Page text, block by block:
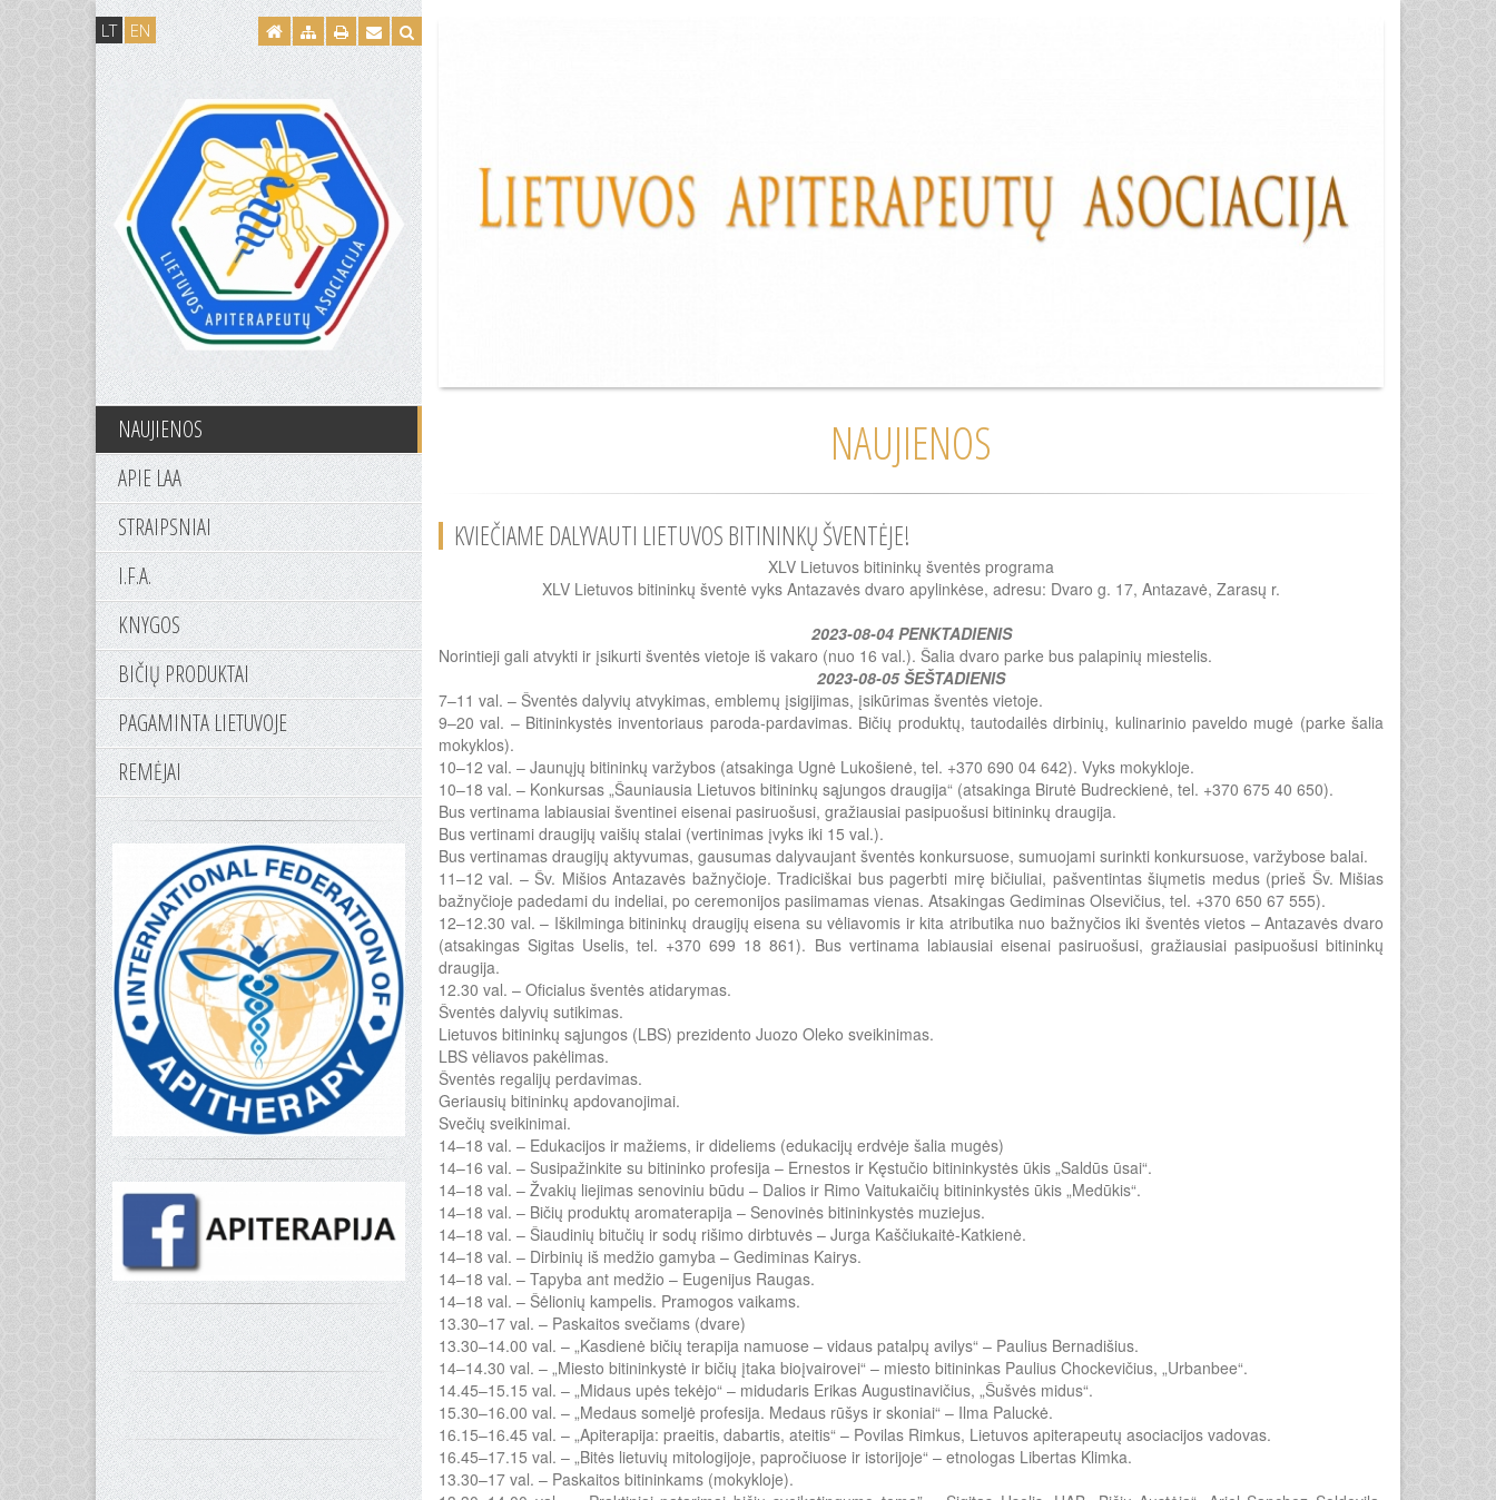
LT EN
NAUJIENOS
APIE LAA
STRAIPSNIAI
I.F.A.
KNYGOS
BIČIŲ PRODUKTAI
PAGAMINTA LIETUVOJE
REMĖJAI
NAUJIENOS
KVIEČIAME DALYVAUTI LIETUVOS BITININKŲ ŠVENTĖJE!
XLV Lietuvos bitininkų šventės programa
XLV Lietuvos bitininkų šventė vyks Antazavės dvaro apylinkėse, adresu: Dvaro g. 17, Antazavė, Zarasų r.
2023-08-04 PENKTADIENIS
Norintieji gali atvykti ir įsikurti šventės vietoje iš vakaro (nuo 16 val.). Šalia dvaro parke bus palapinių miestelis.
2023-08-05 ŠEŠTADIENIS
7–11 val. – Šventės dalyvių atvykimas, emblemų įsigijimas, įsikūrimas šventės vietoje.
9–20 val. – Bitininkystės inventoriaus paroda-pardavimas. Bičių produktų, tautodailės dirbinių, kulinarinio paveldo mugė (parke šalia
mokyklos).
10–12 val. – Jaunųjų bitininkų varžybos (atsakinga Ugnė Lukošienė, tel. +370 690 04 642). Vyks mokykloje.
10–18 val. – Konkursas „Šauniausia Lietuvos bitininkų sąjungos draugija“ (atsakinga Birutė Budreckienė, tel. +370 675 40 650).
Bus vertinama labiausiai šventinei eisenai pasiruošusi, gražiausiai pasipuošusi bitininkų draugija.
Bus vertinami draugijų vaišių stalai (vertinimas įvyks iki 15 val.).
Bus vertinamas draugijų aktyvumas, gausumas dalyvaujant šventės konkursuose, sumuojami surinkti konkursuose, varžybose balai.
11–12 val. – Šv. Mišios Antazavės bažnyčioje. Tradiciškai bus pagerbti mirę bičiuliai, pašventintas šiųmetis medus (prieš Šv. Mišias
bažnyčioje padedami du indeliai, po ceremonijos pasiimamas vienas. Atsakingas Gediminas Olsevičius, tel. +370 650 67 555).
12–12.30 val. – Iškilminga bitininkų draugijų eisena su vėliavomis ir kita atributika nuo bažnyčios iki šventės vietos – Antazavės dvaro
(atsakingas Sigitas Uselis, tel. +370 699 18 861). Bus vertinama labiausiai eisenai pasiruošusi, gražiausiai pasipuošusi bitininkų
draugija.
12.30 val. – Oficialus šventės atidarymas.
Šventės dalyvių sutikimas.
Lietuvos bitininkų sąjungos (LBS) prezidento Juozo Oleko sveikinimas.
LBS vėliavos pakėlimas.
Šventės regalijų perdavimas.
Geriausių bitininkų apdovanojimai.
Svečių sveikinimai.
14–18 val. – Edukacijos ir mažiems, ir dideliems (edukacijų erdvėje šalia mugės)
14–16 val. – Susipažinkite su bitininko profesija – Ernestos ir Kęstučio bitininkystės ūkis „Saldūs ūsai“.
14–18 val. – Žvakių liejimas senoviniu būdu – Dalios ir Rimo Vaitukaičių bitininkystės ūkis „Medūkis“.
14–18 val. – Bičių produktų aromaterapija – Senovinės bitininkystės muziejus.
14–18 val. – Šiaudinių bitučių ir sodų rišimo dirbtuvės – Jurga Kaščiukaitė-Katkienė.
14–18 val. – Dirbinių iš medžio gamyba – Gediminas Kairys.
14–18 val. – Tapyba ant medžio – Eugenijus Raugas.
14–18 val. – Šėlionių kampelis. Pramogos vaikams.
13.30–17 val. – Paskaitos svečiams (dvare)
13.30–14.00 val. – „Kasdienė bičių terapija namuose – vidaus patalpų avilys“ – Paulius Bernadišius.
14–14.30 val. – „Miesto bitininkystė ir bičių įtaka bioįvairovei“ – miesto bitininkas Paulius Chockevičius, „Urbanbee“.
14.45–15.15 val. – „Midaus upės tekėjo“ – midudaris Erikas Augustinavičius, „Šušvės midus“.
15.30–16.00 val. – „Medaus someljė profesija. Medaus rūšys ir skoniai“ – Ilma Paluckė.
16.15–16.45 val. – „Apiterapija: praeitis, dabartis, ateitis“ – Povilas Rimkus, Lietuvos apiterapeutų asociacijos vadovas.
16.45–17.15 val. – „Bitės lietuvių mitologijoje, papročiuose ir istorijoje“ – etnologas Libertas Klimka.
13.30–17 val. – Paskaitos bitininkams (mokykloje).